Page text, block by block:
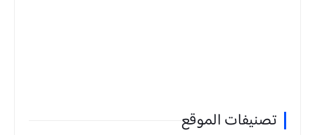
تصنيفات الموقع